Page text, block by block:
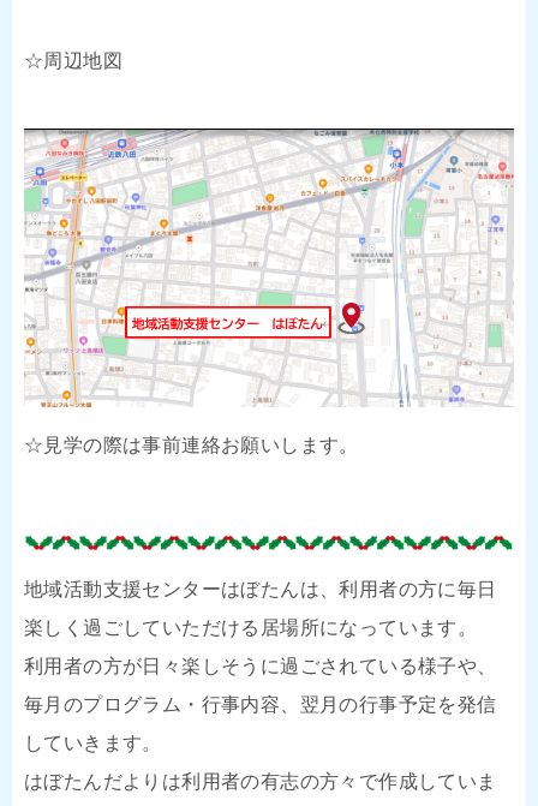
☆周辺地図
☆見学の際は事前連絡お願いします。
地域活動支援センターはぼたんは、利用者の方に毎日
楽しく過ごしていただける居場所になっています。
利用者の方が日々楽しそうに過ごされている様子や、
毎月のプログラム・行事内容、翌月の行事予定を発信
していきます。
はぼたんだよりは利用者の有志の方々で作成していま